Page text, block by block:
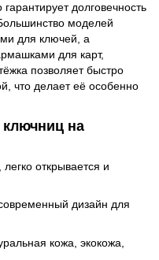
долговечность
моделей
для ключей, а
для карт,
позволяет быстро
что делает её особенно
на
открывается и
дизайн для
кожа, экокожа,